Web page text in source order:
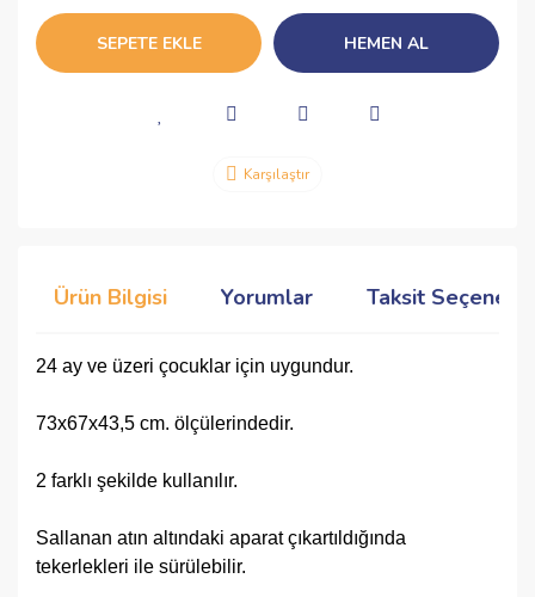
SEPETE EKLE HEMEN AL
Karşılaştır
Ürün Bilgisi Yorumlar Taksit
24 ay ve üzeri çocuklar için uygundur.
73x67x43,5 cm. ölçülerindedir.
2 farklı şekilde kullanılır.
Sallanan atın altındaki aparat çıkartıldığında
tekerlekleri ile sürülebilir.